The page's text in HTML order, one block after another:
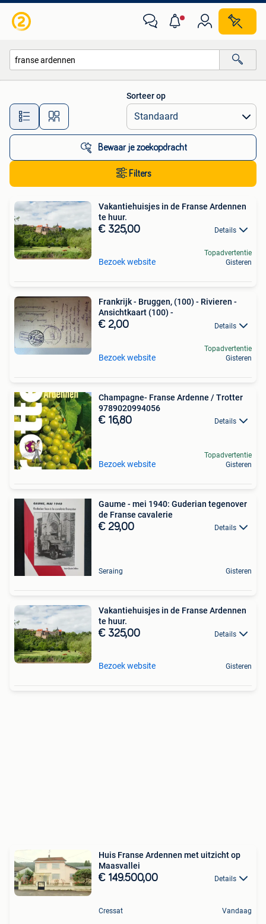
Alle afstanden…
Sorteer op
Bewaar je zoekopdracht
Filters
Vakantiehuisjes in de Franse Ardennen
te huur.
€ 325,00 Details
Bezoek website
Topadvertentie
Gisteren
Frankrijk - Bruggen, (100) - Rivieren -
Ansichtkaart (100) -
€ 2,00 Details
Bezoek website
Topadvertentie
Gisteren
Champagne- Franse Ardenne / Trotter
9789020994056
€ 16,80 Details
Bezoek website
Topadvertentie
Gisteren
Gaume - mei 1940: Guderian tegenover
de Franse cavalerie
€ 29,00 Details
Seraing Gisteren
Vakantiehuisjes in de Franse Ardennen
te huur.
€ 325,00 Details
Bezoek website Gisteren
Huis Franse Ardennen met uitzicht op
Maasvallei
€ 149.500,00 Details
Cressat Vandaag